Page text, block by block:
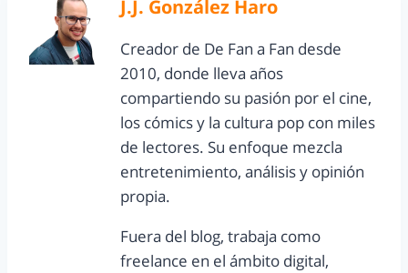
J.J. González Haro
Creador de De Fan a Fan desde
2010, donde lleva años
compartiendo su pasión por el cine,
los cómics y la cultura pop con miles
de lectores. Su enfoque mezcla
entretenimiento, análisis y opinión
propia.
Fuera del blog, trabaja como
freelance en el ámbito digital,